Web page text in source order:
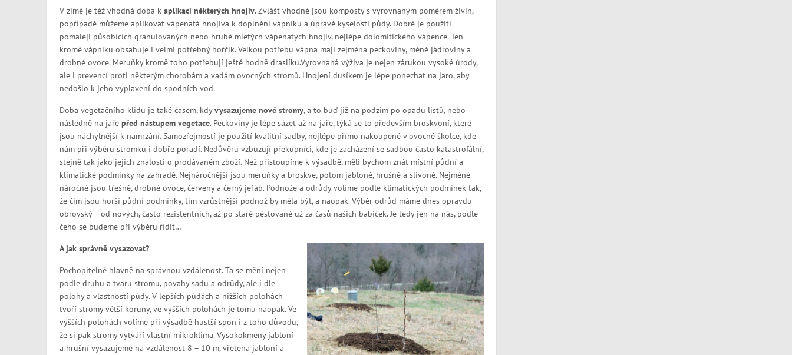
V zimě je též vhodná doba k aplikaci některých hnojiv. Zvlášť vhodné jsou komposty s vyrovnaným poměrem živin,
popřípadě můžeme aplikovat vápenatá hnojiva k doplnění vápníku a úpravě kyselosti půdy. Dobré je použití
pomaleji působících granulovaných nebo hrubě mletých vápenatých hnojiv, nejlépe dolomitického vápence. Ten
kromě vápníku obsahuje i velmi potřebný hořčík. Velkou potřebu vápna mají zejména peckoviny, méně jádroviny a
drobné ovoce. Meruňky kromě toho potřebují ještě hodně draslíku.Vyrovnaná výživa je nejen zárukou vysoké úrody,
ale i prevencí proti některým chorobám a vadám ovocných stromů. Hnojení dusíkem je lépe ponechat na jaro, aby
nedošlo k jeho vyplavení do spodních vod.
Doba vegetačního klidu je také časem, kdyvysazujeme nové stromy, a to buď již na podzim po opadu listů, nebo
následně na jaře před nástupem vegetace. Peckoviny je lépe sázet až na jaře, týká se to především broskvoní, které
jsou náchylnější k namrzání. Samozřejmostí je použití kvalitní sadby, nejlépe přímo nakoupené v ovocné školce, kde
nám při výběru stromku i dobře poradí. Nedůvěru vzbuzují překupníci, kde je zacházení se sadbou často katastrofální,
stejně tak jako jejich znalosti o prodávaném zboží. Než přistoupíme k výsadbě, měli bychom znát místní půdní a
klimatické podmínky na zahradě. Nejnáročnější jsou meruňky a broskve, potom jabloně, hrušně a slivoně. Nejméně
náročné jsou třešně, drobné ovoce, červený a černý jeřáb. Podnože a odrůdy volíme podle klimatických podmínek tak,
že čím jsou horší půdní podmínky, tím vzrůstnější podnož by měla být, a naopak. Výběr odrůd máme dnes opravdu
obrovský – od nových, často rezistentních, až po staré pěstované už za časů našich babiček. Je tedy jen na nás, podle
čeho se budeme při výběru řídit…
A jak správně vysazovat?
Pochopitelně hlavně na správnou vzdálenost. Ta se mění nejen
podle druhu a tvaru stromu, povahy sadu a odrůdy, ale i dle
polohy a vlastností půdy. V lepších půdách a nižších polohách
tvoří stromy větší koruny, ve vyšších polohách je tomu naopak. Ve
vyšších polohách volíme při výsadbě hustší spon i z toho důvodu,
že si pak stromy vytváří vlastní mikroklima. Vysokokmeny jabloní
a hrušní vysazujeme na vzdálenost 8 – 10 m, vřetena jabloní a